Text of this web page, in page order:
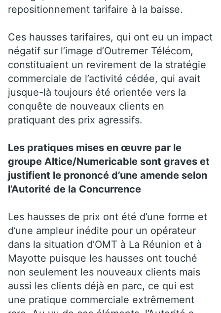
repositionnement tarifaire à la baisse.
Ces hausses tarifaires, qui ont eu un impact
négatif sur l’image d’Outremer Télécom,
constituaient un revirement de la stratégie
commerciale de l’activité cédée, qui avait
jusque-là toujours été orientée vers la
conquête de nouveaux clients en
pratiquant des prix agressifs.
Les pratiques mises en œuvre par le
groupe Altice/Numericable sont graves et
justifient le prononcé d’une amende selon
l’Autorité de la Concurrence
Les hausses de prix ont été d’une forme et
d’une ampleur inédite pour un opérateur
dans la situation d’OMT à La Réunion et à
Mayotte puisque les hausses ont touché
non seulement les nouveaux clients mais
aussi les clients déjà en parc, ce qui est
une pratique commerciale extrêmement